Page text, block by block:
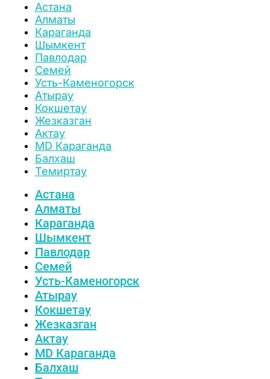
Астана
Алматы
Караганда
Шымкент
Павлодар
Семей
Усть-Каменогорск
Атырау
Кокшетау
Жезказган
Актау
MD Караганда
Балхаш
Темиртау
Астана
Алматы
Караганда
Шымкент
Павлодар
Семей
Усть-Каменогорск
Атырау
Кокшетау
Жезказган
Актау
MD Караганда
Балхаш